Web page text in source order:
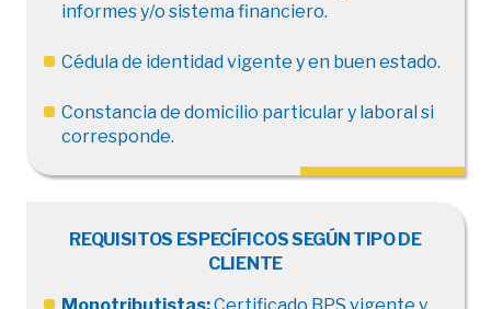
informes y/o sistema financiero.
Cédula de identidad vigente y en buen estado.
Constancia de domicilio particular y laboral si
corresponde.
REQUISITOS ESPECÍFICOS SEGÚN TIPO DE
CLIENTE